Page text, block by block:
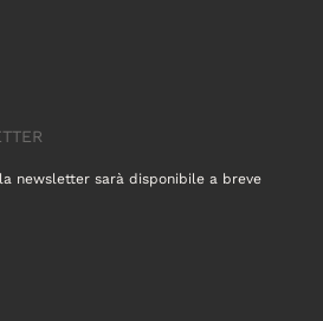
newsletter sarà disponibile a breve